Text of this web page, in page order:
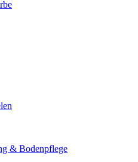
& Bodenpflege